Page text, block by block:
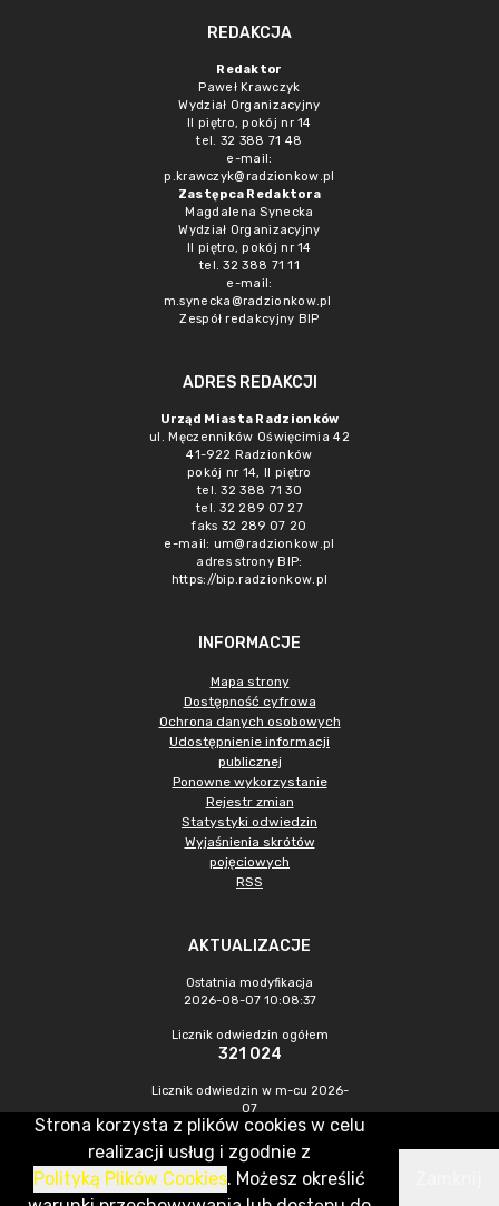
REDAKCJA
Redaktor
Paweł Krawczyk
Wydział Organizacyjny
II piętro, pokój nr 14
tel. 32 388 71 48
e-mail:
p.krawczyk@radzionkow.pl
Zastępca Redaktora
Magdalena Synecka
Wydział Organizacyjny
II piętro, pokój nr 14
tel. 32 388 71 11
e-mail:
m.synecka@radzionkow.pl
Zespół redakcyjny BIP
ADRES REDAKCJI
Urząd Miasta Radzionków
ul. Męczenników Oświęcimia 42
41-922 Radzionków
pokój nr 14, II piętro
tel. 32 388 71 30
tel. 32 289 07 27
faks 32 289 07 20
e-mail: um@radzionkow.pl
adres strony BIP:
https://bip.radzionkow.pl
INFORMACJE
Mapa strony
Dostępność cyfrowa
Ochrona danych osobowych
Udostępnienie informacji
publicznej
Ponowne wykorzystanie
Rejestr zmian
Statystyki odwiedzin
Wyjaśnienia skrótów
pojęciowych
RSS
AKTUALIZACJE
Ostatnia modyfikacja
2026-08-07 10:08:37
Licznik odwiedzin ogółem
321 024
Licznik odwiedzin w m-cu 2026-
07
1 083
CMS & Hosting: Nefeni Sp. z o.o.
Strona korzysta z plików cookies w celu
realizacji usług i zgodnie z
Polityką Plików Cookies. Możesz określić